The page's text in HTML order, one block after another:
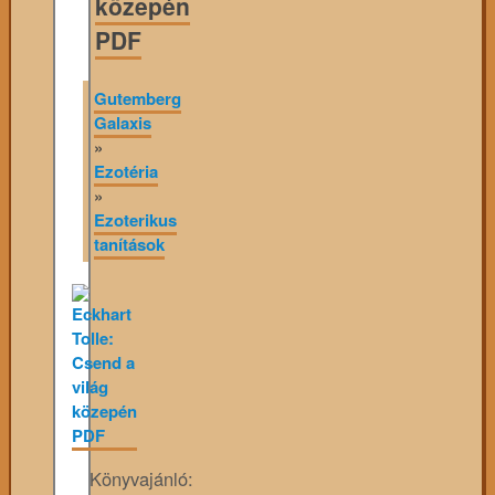
PDF
Gutemberg
Galaxis
»
Ezotéria
»
Ezoterikus
tanítások
Könyvajánló: